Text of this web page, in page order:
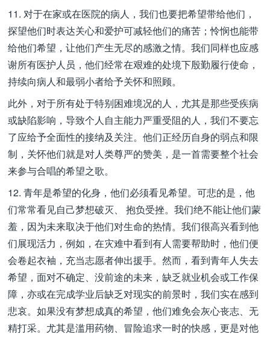
11. 对于在家或在医院的病人，我们也要把希望带给他们，
探望他们时表达关心和爱护可减轻他们的痛苦；怜悯也能带
给他们希望，让他们产生无尽的感激之情。我们同样也应感
谢所有医护人员，他们经常在艰难的处境下殷勤履行使命，
持续向病人和最弱小者给予关怀和照顾。
此外，对于所有处于特别困难境况的人，尤其是那些受疾病
或缺陷影响，导致个人自主能力严重受阻的人，我们不要忘
了应给予全面性的接纳及关注。他们正经历自身的弱点和限
制，关怀他们就是对人类尊严的赞美，是一首需要整个社会
来参与合唱的希望之歌。
12. 青年是希望的化身，他们必须看见希望。可悲的是，他
们常常看见自己梦想破灭、 抱负受挫。我们绝不能让他们蒙
羞，因为未来取决于他们对生命的热情。我们很高兴看到他
们展现活力，例如，在灾难中看到有人需要帮助时，他们便
会卷起衣袖，充当志愿者伸出援手。然而，看到青年人失去
希望，面对不确定、没前途的未来，缺乏就业机会或工作保
障，亦或在完成学业后缺乏对现实的前景时，我们实在感到
悲哀。如果没有梦想成真的希望，他们难免会灰心丧志、无
精打采。尤其是滥用药物、冒险追求一时的快感，更是对他